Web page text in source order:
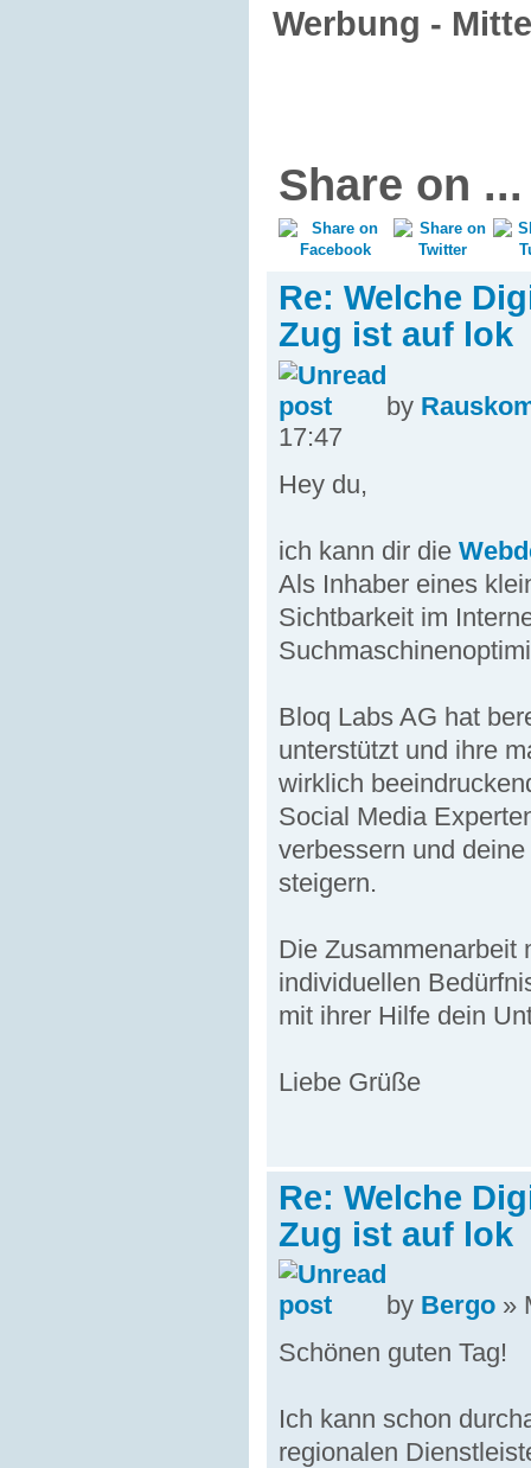
Werbung - Mitte
Share on ...
Re: Welche
Zug ist auf lok
by
17:47
Hey du,
ich kann dir die
Als Inhaber eines
Sichtbarkeit im
Bloq Labs AG hat
unterstützt und ihre
wirklich
Social Media
verbessern und
steigern.
Die Zusammenarbeit
individuellen
mit ihrer Hilfe dein
Liebe Grüße
Re: Welche
Zug ist auf lok
by Bergo »
Schönen guten Tag!
Ich kann schon
regionalen